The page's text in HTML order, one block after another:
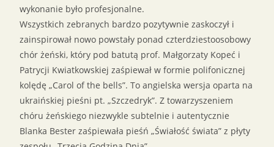
wykonanie było profesjonalne.
Wszystkich zebranych bardzo pozytywnie zaskoczył i
zainspirował nowo powstały ponad czterdziestoosobowy
chór żeński, który pod batutą prof. Małgorzaty Kopeć i
Patrycji Kwiatkowskiej zaśpiewał w formie polifonicznej
kolędę „Carol of the bells”. To angielska wersja oparta na
ukraińskiej pieśni pt. „Szczedryk”. Z towarzyszeniem
chóru żeńskiego niezwykle subtelnie i autentycznie
Blanka Bester zaśpiewała pieśń „Świałość świata” z płyty